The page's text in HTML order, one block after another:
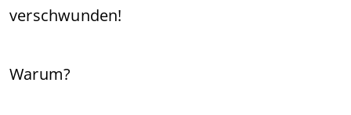
verschwunden!
Warum?